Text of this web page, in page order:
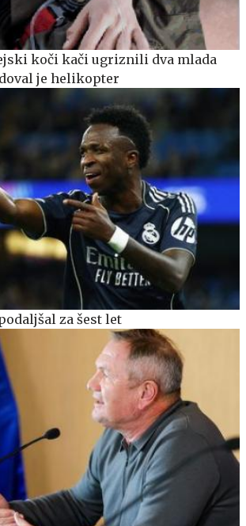
koči kači ugriznili dva mlada
je helikopter
za šest let